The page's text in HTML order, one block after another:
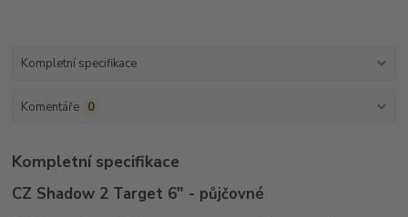
Kompletní specifikace
Komentáře 0
Kompletní specifikace
CZ Shadow 2 Target 6" - půjčovné